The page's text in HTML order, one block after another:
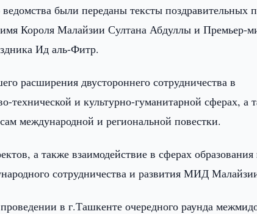
были переданы тексты поздравительных
Короля Малайзии Султана Абдуллы и Премьер-
Ид аль-Фитр.
расширения двустороннего сотрудничества в
технической и культурно-гуманитарной сферах, а
международной и региональной повестки.
а также взаимодействие в сферах образования
сотрудничества и развития МИД
в г.Ташкенте очередного раунда